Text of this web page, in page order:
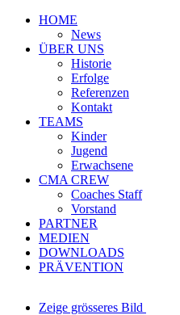
HOME
News
ÜBER UNS
Historie
Erfolge
Referenzen
Kontakt
TEAMS
Kinder
Jugend
Erwachsene
CMA CREW
Coaches Staff
Vorstand
PARTNER
MEDIEN
DOWNLOADS
PRÄVENTION
Zeige grösseres Bild